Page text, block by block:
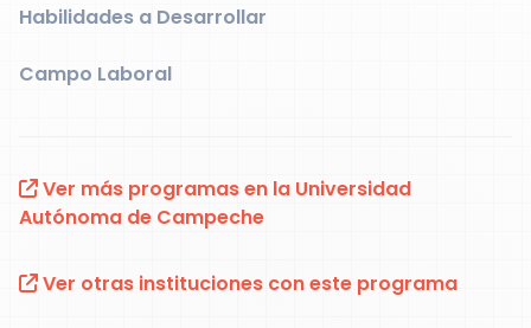
Habilidades a Desarrollar
Campo Laboral
Ver más programas en la Universidad
Autónoma de Campeche
Ver otras instituciones con este programa